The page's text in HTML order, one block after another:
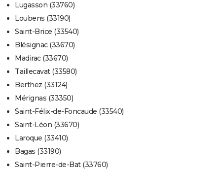
Lugasson (33760)
Loubens (33190)
Saint-Brice (33540)
Blésignac (33670)
Madirac (33670)
Taillecavat (33580)
Berthez (33124)
Mérignas (33350)
Saint-Félix-de-Foncaude (33540)
Saint-Léon (33670)
Laroque (33410)
Bagas (33190)
Saint-Pierre-de-Bat (33760)